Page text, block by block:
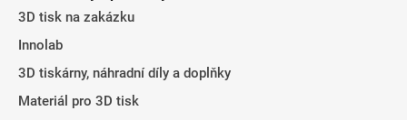
3D tisk na zakázku
Innolab
3D tiskárny, náhradní díly a doplňky
Materiál pro 3D tisk